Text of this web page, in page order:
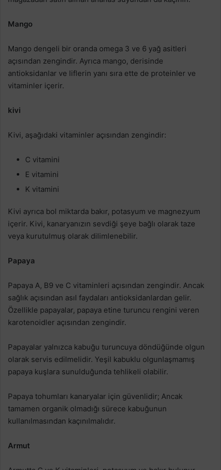
Mango
Mango dengeli bir oranda omega 3 ve 6 yağ asitleri
açısından zengindir. Ayrıca mango, derisinde
antioksidanlar ve liflerin yanı sıra ette de proteinler ve
vitaminler içerir.
kivi
Kivi, aşağıdaki vitaminler açısından zengindir:
C vitamini
E vitamini
K vitamini
Kivi ayrıca bol miktarda bakır, potasyum ve magnezyum
içerir. Kivi, kanaryanızın sevdiği şeye bağlı olarak taze
veya kurutulmuş olarak dilimlenebilir.
Papaya
Papaya A, B9 ve C vitaminleri açısından zengindir. Ancak
sağlık açısından asıl faydaları antioksidanlardan gelir.
Özellikle papayalar, papaya etine turuncu rengini veren
karotenoidler açısından zengindir.
Papayalar yalnızca kabuğu turuncuya döndüğünde olgun
olarak servis edilmelidir. Yeşil kabuklu olgunlaşmamış
papaya kuşlara sunulduğunda tehlikeli olabilir.
Papaya tohumları kanaryalar için güvenlidir; Ancak
tamamen organik olmadığı sürece kabuğunun
kullanılmasından kaçınılmalıdır.
Armut